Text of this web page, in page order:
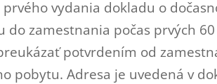
vydania dokladu o
do zamestnania počas prvých
potvrdením od
pobytu. Adresa je uvedená v